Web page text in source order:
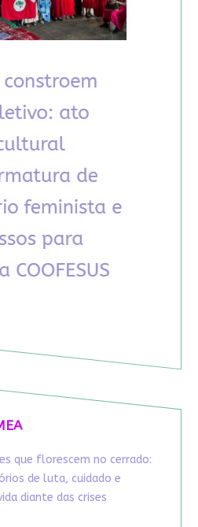
que florescem no cerrado:
de luta, cuidado e
diante das crises